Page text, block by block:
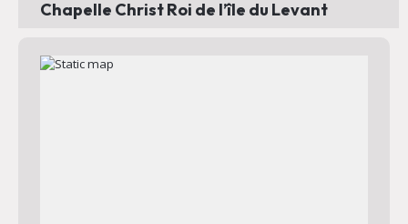
Chapelle Christ Roi de l’île du Levant